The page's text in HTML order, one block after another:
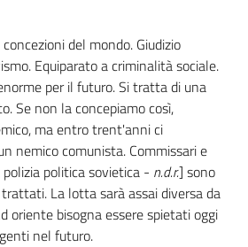
del mondo. Giudizio
Equiparato a criminalità sociale.
per il futuro. Si tratta di una
Se non la concepiamo così,
ma entro trent'anni ci
nemico comunista. Commissari e
politica sovietica - n.d.r.] sono
La lotta sarà assai diversa da
oriente bisogna essere spietati oggi
nel futuro.